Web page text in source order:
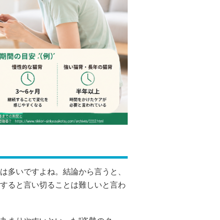
多いですよね。結論から言うと、
ると言い切ることは難しいと言わ